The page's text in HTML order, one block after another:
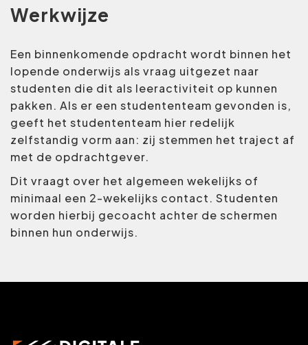
Werkwijze
Een binnenkomende opdracht wordt binnen het
lopende onderwijs als vraag uitgezet naar
studenten die dit als leeractiviteit op kunnen
pakken. Als er een studententeam gevonden is,
geeft het studententeam hier redelijk
zelfstandig vorm aan: zij stemmen het traject af
met de opdrachtgever.
Dit vraagt over het algemeen wekelijks of
minimaal een 2-wekelijks contact. Studenten
worden hierbij gecoacht achter de schermen
binnen hun onderwijs.